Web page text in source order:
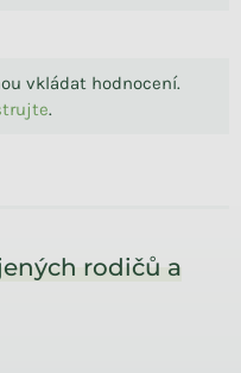
vkládat hodnocení.
.
rodičů a